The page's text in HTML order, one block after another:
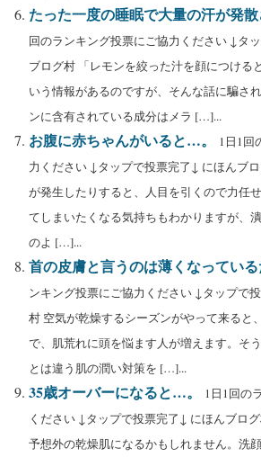
たった一度の睡眠で大量の汗が発
回のランキング投票にご協力ください ↓タ
ブログ村 「レモンを絞った汁を顔につける
いう情報があるのですが、そんな話に騙さ
ンに含有されている成分はメラ […]...
お腹に赤ちゃんがいると…。
1日1回
力ください ↓タップで投票完了↓ にほんブ
が発生したりすると、人目を引くので力任
てしまいたくなる気持ちもわかりますが、
のよ […]...
首の皮膚と言うのは薄くなっている
ンキング投票にご協力ください ↓タップで
村 空気が乾燥するシーズンがやって来ると
で、肌荒れに頭を悩ます人が増えます。そ
とは違う肌の潤い対策を […]...
35歳オーバーになると…。
1日1回の
ください ↓タップで投票完了↓ にほんブログ
予想外の乾燥肌になるかもしれません。洗